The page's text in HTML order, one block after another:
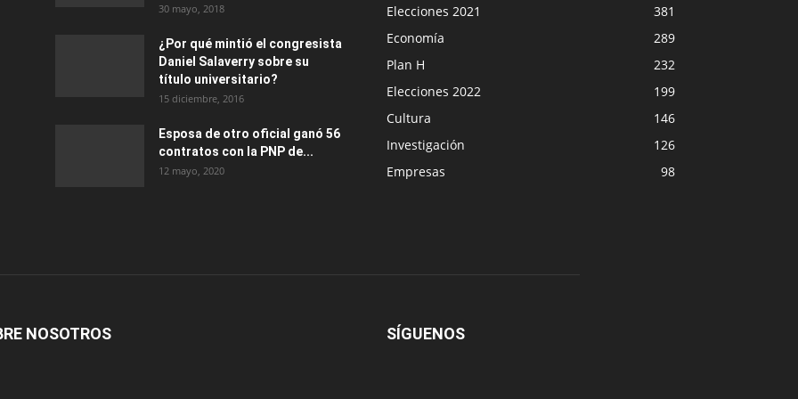
30 mayo, 2018
¿Por qué mintió el congresista
Daniel Salaverry sobre su
título universitario?
15 diciembre, 2016
Esposa de otro oficial ganó 56
contratos con la PNP de...
12 mayo, 2020
Elecciones 2021
381
Economía
289
Plan H
232
Elecciones 2022
199
Cultura
146
Investigación
126
Empresas
98
NOSOTROS SÍGUENOS